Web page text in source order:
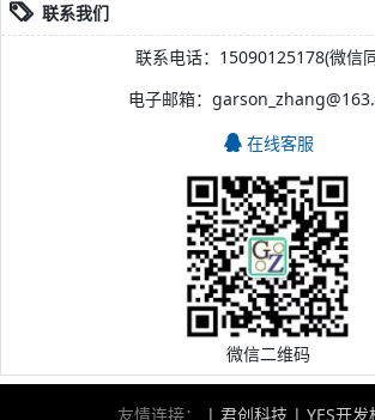
联系我们
联系电话：15090125178(微信
电子邮箱：
在线客服
微信二维码
友情连接： | 君创科技 | YES开发